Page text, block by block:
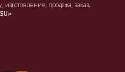
продажа, заказ.